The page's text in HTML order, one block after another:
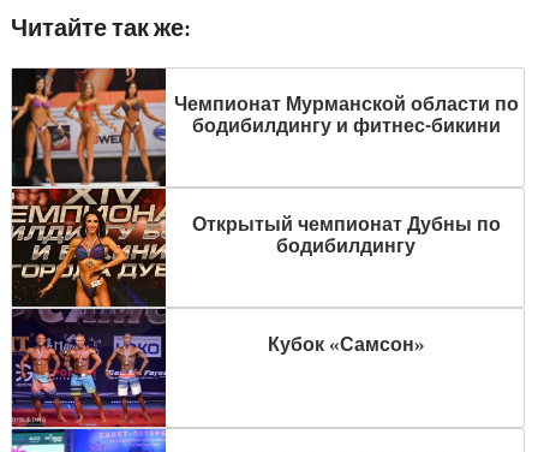
Читайте так же:
Чемпионат Мурманской области по
бодибилдингу и фитнес-бикини
Открытый чемпионат Дубны по
бодибилдингу
Кубок «Самсон»